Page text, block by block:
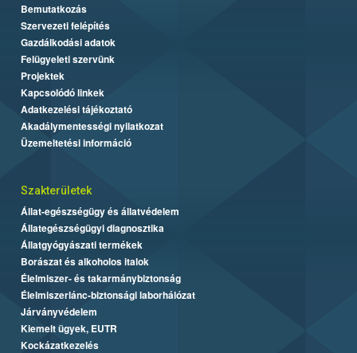
Bemutatkozás
Szervezeti felépítés
Gazdálkodási adatok
Felügyeleti szervünk
Projektek
Kapcsolódó linkek
Adatkezelési tájékoztató
Akadálymentességi nyilatkozat
Üzemeltetési információ
Szakterületek
Állat-egészségügy és állatvédelem
Állategészségügyi diagnosztika
Állatgyógyászati termékek
Borászat és alkoholos italok
Élelmiszer- és takarmánybiztonság
Élelmiszerlánc-biztonsági laborhálózat
Járványvédelem
Kiemelt ügyek, EUTR
Kockázatkezelés